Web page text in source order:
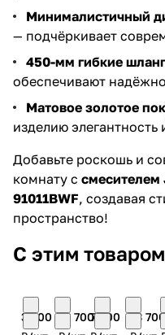
Минималистичный
— подчёркивает
450-мм гибкие
обеспечивают
Матовое золотое
изделию
Добавьте роскошь и
комнату с смесителем
91011BWF, создавая
пространство!
С этим
3 200 13 7007 200
13 700